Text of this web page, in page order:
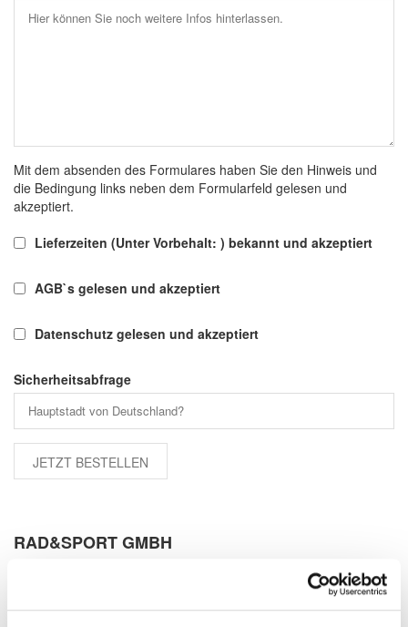
Mit dem absenden des Formulares haben Sie den Hinweis und
die Bedingung links neben dem Formularfeld gelesen und
akzeptiert.
Lieferzeiten (Unter Vorbehalt: ) bekannt und akzeptiert
AGB`s gelesen und akzeptiert
Datenschutz gelesen und akzeptiert
Sicherheitsabfrage
RAD&SPORT GMBH
Eine Institution zum Thema „Fahrrad“ in all seinen Facetten ist
seit fast drei Jahrzehnten die Firma Rad&Sport GmbH in
Meckenheim-Merl. Das 1993 gegründete Unternehmen hat sich